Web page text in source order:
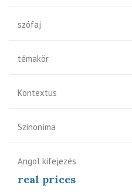
szófaj
témakör
Kontextus
Szinoníma
Angol kifejezés
real prices